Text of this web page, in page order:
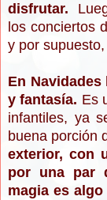
disfrutar.
los conciertos
y por
En
y fantasía. Es
infantiles, ya
buena porción
exterior, con
por una par
magia es